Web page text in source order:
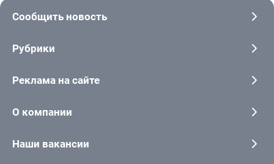
Сообщить новость
Рубрики
Реклама на сайте
О компании
Наши вакансии